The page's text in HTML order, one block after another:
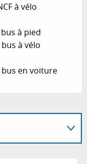
à vélo
à pied
à vélo
en voiture